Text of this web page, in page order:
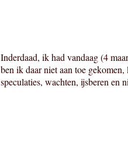
Inderdaad, ik had vandaag (4
ben ik daar niet aan toe
speculaties, wachten, ijsberen en